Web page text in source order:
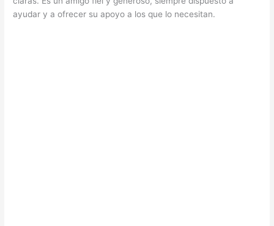
ayudar y a ofrecer su apoyo a los que lo necesitan.